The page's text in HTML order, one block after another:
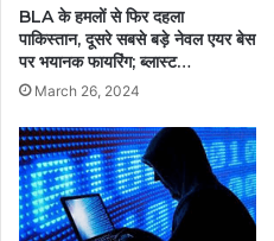
BLA के हमलों से फिर दहला
पाकिस्तान, दूसरे सबसे बड़े नेवल एयर बेस
पर भयानक फायरिंग; ब्लास्ट…
March 26, 2024